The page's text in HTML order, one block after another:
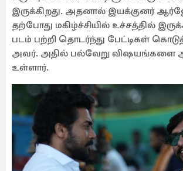
இருக்கிறது. அதனால் இயக்குனர்
தற்போது மகிழ்ச்சியில் உச்சத்தில்
படம் பற்றி தொடர்ந்து பேட்டிகள்
அவர். அதில் பல்வேறு விஷயங்களை
உள்ளார்.